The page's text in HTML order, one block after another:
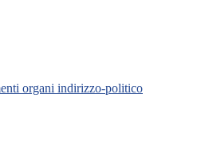
organi indirizzo-politico